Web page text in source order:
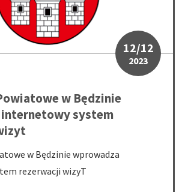
12/12
2023
w Będzinie
system
w Będzinie wprowadza
rezerwacji wizyT